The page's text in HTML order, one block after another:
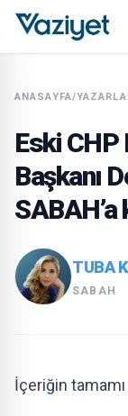
ANASAYFA/
Eski CHP
Başkanı
TUBA
SABAH
İçeriğin